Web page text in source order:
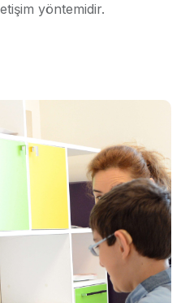
yöntemidir.